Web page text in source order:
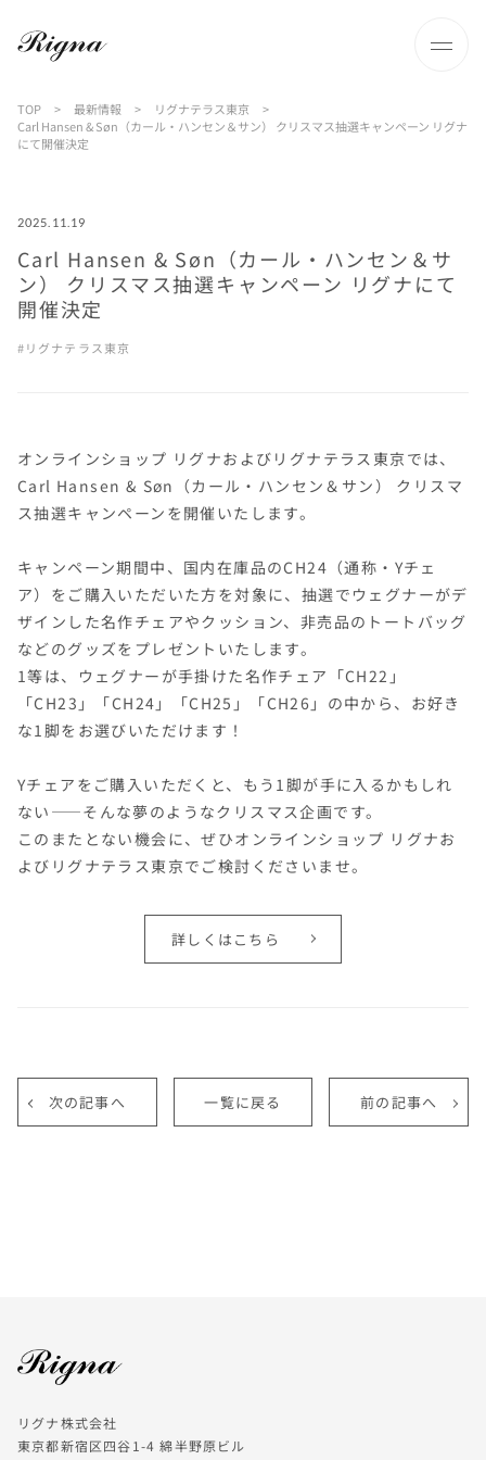
TOP > 最新情報 > リグナテラス東京
>
Carl Hansen & Søn（カール・ハンセン＆サン） クリスマス抽選キャンペーン リグナ
にて開催決定
2025.11.19
Carl Hansen & Søn（カール・ハンセン＆サ
ン） クリスマス抽選キャンペーン リグナにて
開催決定
リグナテラス東京
オンラインショップ リグナおよびリグナテラス東京では、
Carl Hansen & Søn（カール・ハンセン＆サン） クリスマ
ス抽選キャンペーンを開催いたします。
キャンペーン期間中、国内在庫品のCH24（通称・Yチェ
ア）をご購入いただいた方を対象に、抽選でウェグナーがデ
ザインした名作チェアやクッション、非売品のトートバッグ
などのグッズをプレゼントいたします。
1等は、ウェグナーが手掛けた名作チェア「CH22」
「CH23」「CH24」「CH25」「CH26」の中から、お好き
な1脚をお選びいただけます！
Yチェアをご購入いただくと、もう1脚が手に入るかもしれ
ない——そんな夢のようなクリスマス企画です。
このまたとない機会に、ぜひオンラインショップ リグナお
よびリグナテラス東京でご検討くださいませ。
詳しくはこちら
次の記事へ 一覧に戻る 前の記事へ
リグナ株式会社
東京都新宿区四谷1-4 綿半野原ビル